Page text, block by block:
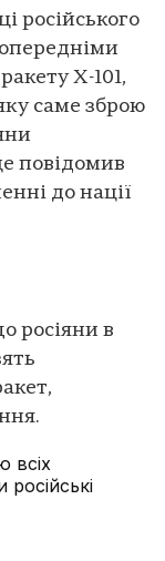
російського
Х-101,
саме зброю
повідомив
до нації
росіяни в
всіх